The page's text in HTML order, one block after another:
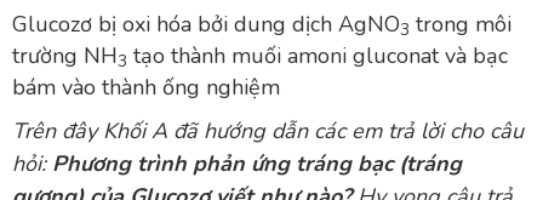
Glucozơ bị oxi hóa bởi dung dịch AgNO3 trong môi
trường NH3 tạo thành muối amoni gluconat và bạc
bám vào thành ống nghiệm
Trên đâyKhối A đã hướng dẫn các em trả lời cho câu
hỏi: Phương trình phản ứng tráng bạc (tráng